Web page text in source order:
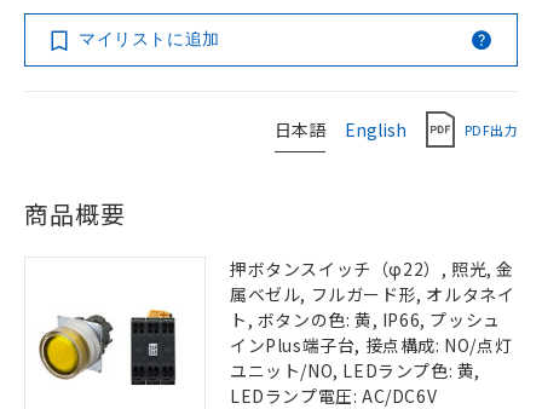
マイリストに追加
日本語 English PDF出力
商品概要
押ボタンスイッチ（φ22）, 照光, 金
属ベゼル, フルガード形, オルタネイ
ト, ボタンの色: 黄, IP66, プッシュ
インPlus端子台, 接点構成: NO/点灯
ユニット/NO, LEDランプ色: 黄,
LEDランプ電圧: AC/DC6V